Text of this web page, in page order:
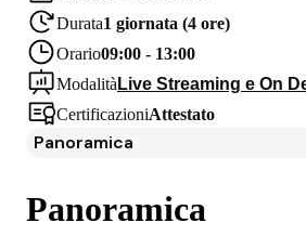
Durata1 giornata (4 ore)
Orario09:00 - 13:00
Modalità Live Streaming e On
CertificazioniAttestato
Panoramica
Programma
Docenti
Panoramica